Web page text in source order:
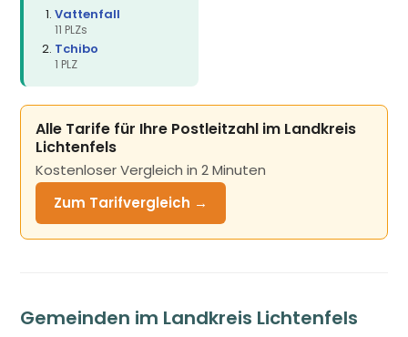
Vattenfall
11 PLZs
Tchibo
1 PLZ
Alle Tarife für Ihre Postleitzahl im Landkreis
Lichtenfels
Kostenloser Vergleich in 2 Minuten
Zum Tarifvergleich →
Gemeinden im Landkreis Lichtenfels